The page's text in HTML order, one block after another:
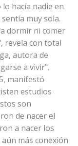
hacía nadie en
muy sola.
dormir ni comer
revela con total
autora de
a vivir".
manifestó
estudios
son
de nacer el
a nacer los
más conexión